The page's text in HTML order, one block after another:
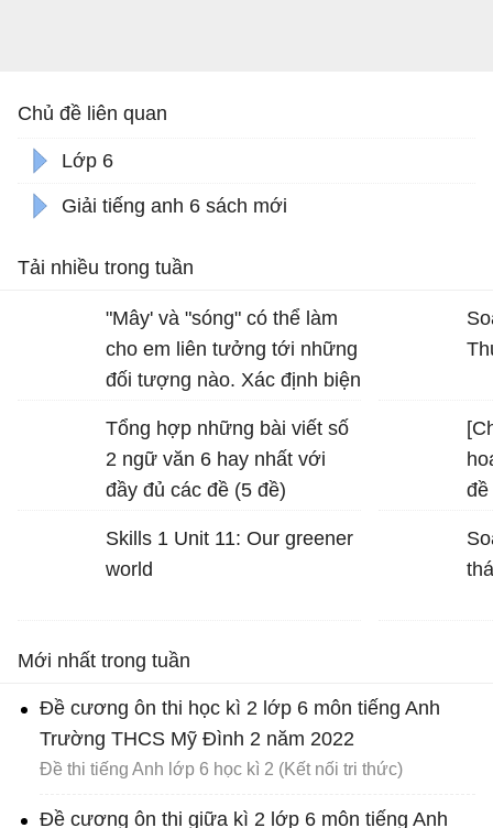
Chủ đề liên quan
Lớp 6
Giải tiếng anh 6 sách mới
Tải nhiều trong tuần
"Mây' và "sóng" có thể làm
cho em liên tưởng tới những
đối tượng nào. Xác định biện
trong hình ảnh "bình minh
vàng", "vầng trăng bạc" và
nêu tác dụng của biện pháp
tu từ đó
Tổng hợp những bài viết số
2 ngữ văn 6 hay nhất với
đầy đủ các đề (5 đề)
Skills 1 Unit 11: Our greener
world
đề
Mới nhất trong tuần
Đề cương ôn thi học kì 2 lớp 6 môn tiếng Anh
Trường THCS Mỹ Đình 2 năm 2022
Đề thi tiếng Anh lớp 6 học kì 2 (Kết nối tri thức)
Đề cương ôn thi giữa kì 2 lớp 6 môn tiếng Anh